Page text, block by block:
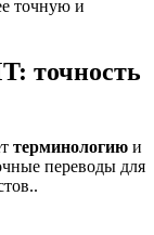
точную и
точность
терминологию и
переводы для